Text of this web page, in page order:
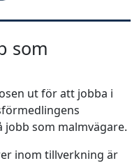
som
ut för att jobba i
som malmvägare.
inom tillverkning är